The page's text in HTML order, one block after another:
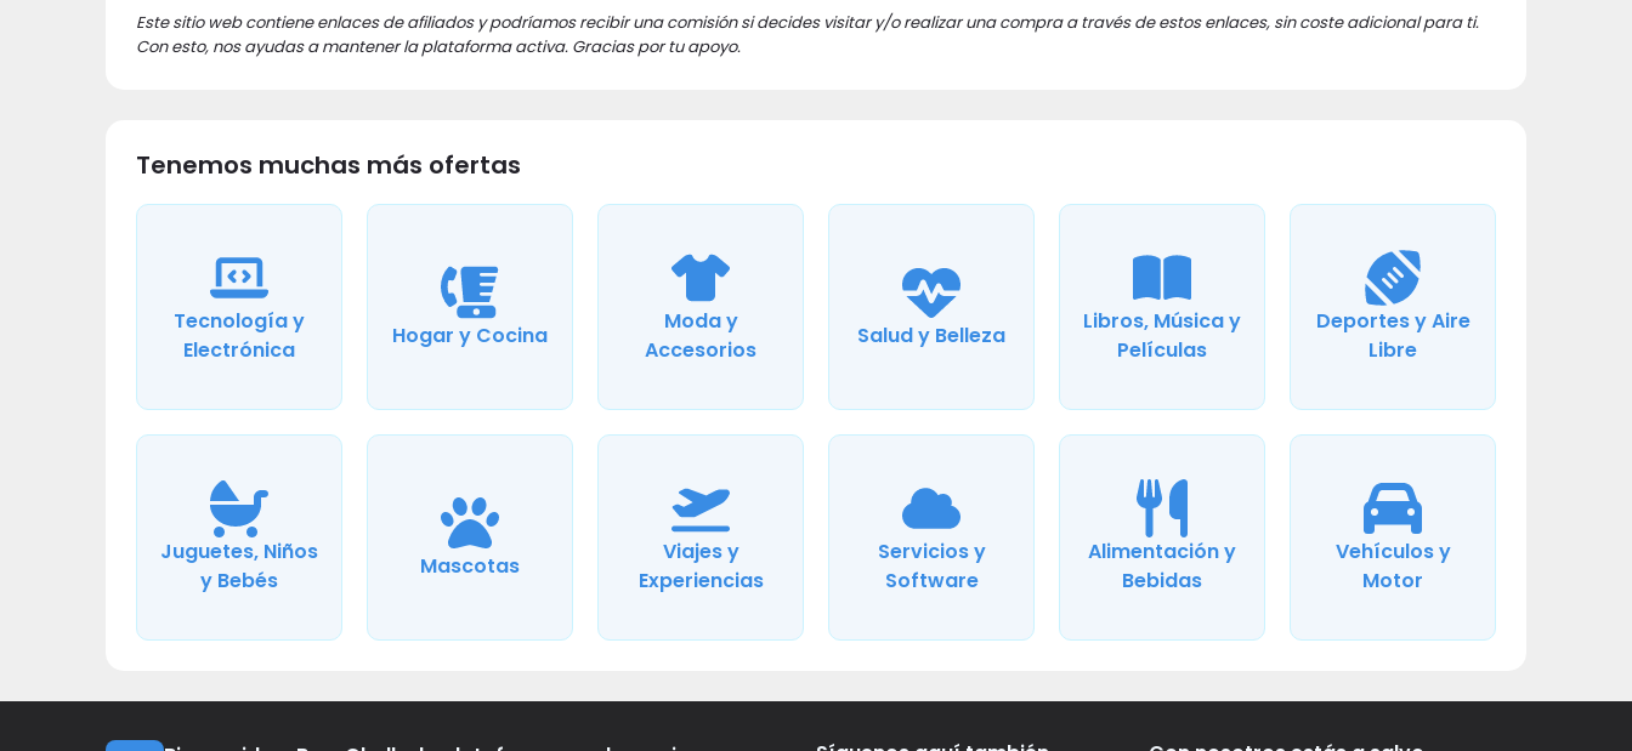
Este sitio web contiene enlaces de afiliados y podríamos recibir una comisión si decides visitar y/o realizar una compra a través de estos enlaces, sin coste adicional para ti.
Con esto, nos ayudas a mantener la plataforma activa. Gracias por tu apoyo.
Tenemos muchas más ofertas
Tecnología y
Electrónica
Hogar y Cocina
Moda y
Accesorios
Salud y Belleza
Libros, Música y
Películas
Deportes y Aire
Libre
Juguetes, Niños
y Bebés
Mascotas
Viajes y
Experiencias
Servicios y
Software
Alimentación y
Bebidas
Vehículos y
Motor